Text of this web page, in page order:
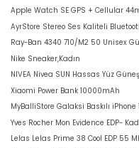
Apple Watch SE GPS + Cellular
AyrStore Stereo Ses Kaliteli
Ray-Ban 4340 710/M2 50 Unisex
Nike Sneaker,Kadın
NIVEA Nivea SUN Hassas Yüz
Xiaomi Power Bank 10000mAh
MyBalliStore Galaksi Baskılı iPhone
Yves Rocher Mon Evidence EDP-
Lelas Lelas Prime 38 Cool EDP 55